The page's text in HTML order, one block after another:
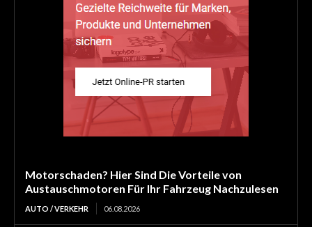
Motorschaden? Hier Sind Die Vorteile von
Austauschmotoren Für Ihr Fahrzeug Nachzulesen
AUTO / VERKEHR 06.08.2026